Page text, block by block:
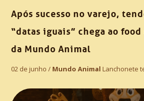
Após sucesso no varejo,
“datas iguais” chega ao
da Mundo Animal
02 de junho / Mundo Animal Lanchonete